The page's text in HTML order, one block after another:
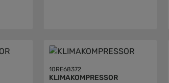
10RE68372
KLIMAKOMPRESSOR